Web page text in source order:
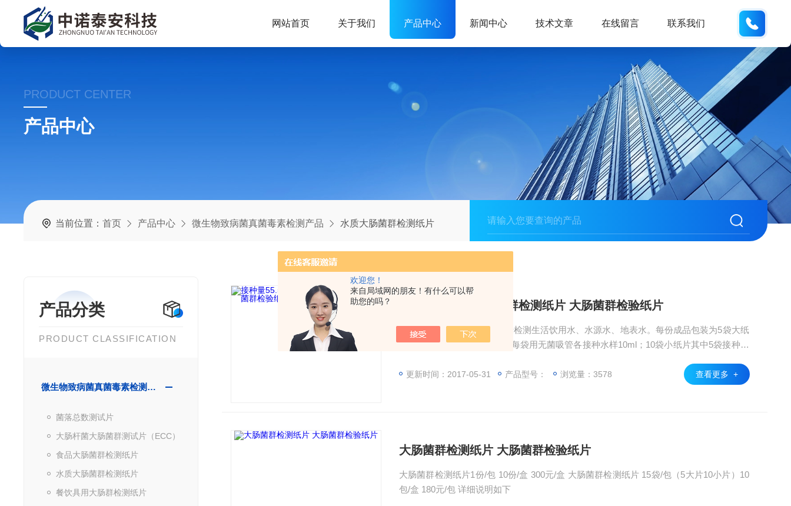
欢迎您！
来自局域网的朋友！有什么可以帮
助您的吗？
网站首页 关于我们 产品中心 新闻中心 技术文章 在线留言 联系我们
PRODUCT CENTER
产品中心
当前位置：首页 产品中心 微生物致病菌真菌毒素检测产品 水质大肠菌群检测纸片
产品分类
PRODUCT CLASSIFICATION
微生物致病菌真菌毒素检测产品
菌落总数测试片
大肠杆菌大肠菌群测试片（ECC）
食品大肠菌群检测纸片
水质大肠菌群检测纸片
餐饮具用大肠群检测纸片
接种量55.5ml大肠菌群检测纸片 大肠菌群检验纸片
接种量为55.5ml的纸片：用于检测生活饮用水、水源水、地表水。每份成品包装为5袋大纸
片和10袋小纸片。5袋大纸片每袋用无菌吸管各接种水样10ml；10袋小纸片其中5袋接种水
更新时间：2017-05-31 产品型号： 浏览量：3578 查看更多 +
大肠菌群检测纸片 大肠菌群检验纸片
大肠菌群检测纸片1份/包 10份/盒 300元/盒 大肠菌群检测纸片 15袋/包（5大片10小片）10
包/盒 180元/包 详细说明如下